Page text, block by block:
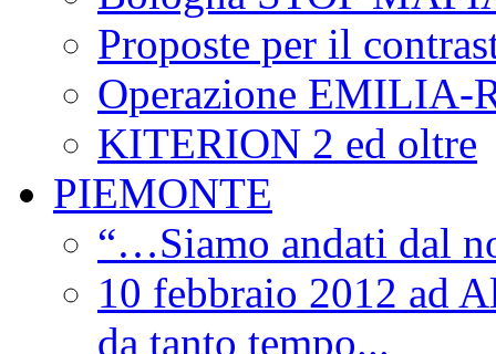
Proposte per il
Operazione EMILIA-
KITERION 2 ed oltre
PIEMONTE
“…Siamo andati dal
10 febbraio 2012 ad
da tanto tempo...